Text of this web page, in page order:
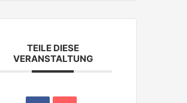
TEILE DIESE
VERANSTALTUNG